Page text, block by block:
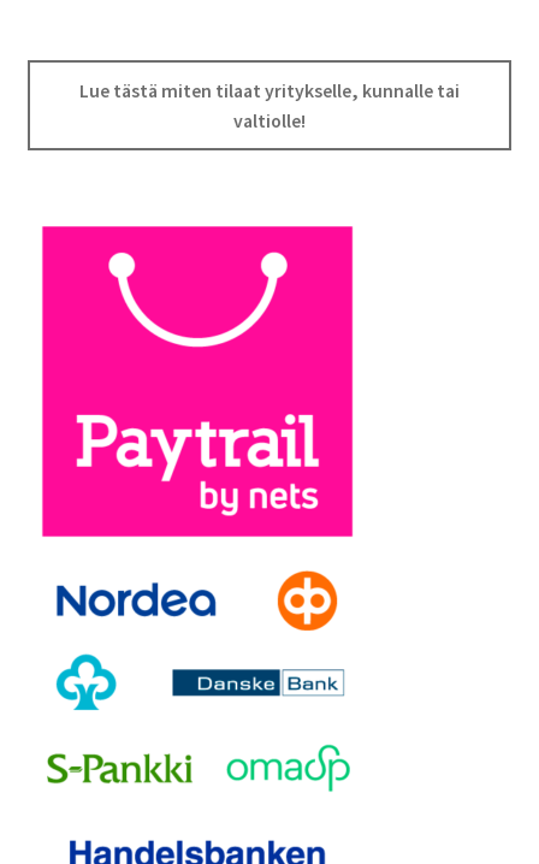
Lue tästä miten tilaat yritykselle, kunnalle tai
valtiolle!